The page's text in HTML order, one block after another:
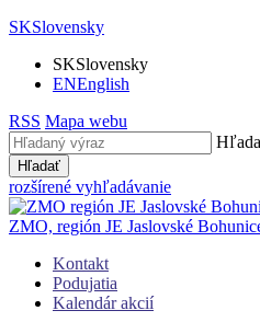
SKSlovensky
SKSlovensky
ENEnglish
RSS Mapa webu
Hľadať
rozšírené vyhľadávanie
ZMO, región JE Jaslovské
Kontakt
Podujatia
Kalendár akcií